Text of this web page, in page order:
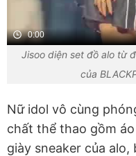
0:00
Jisoo diện set đồ alo từ
của
Nữ idol vô cùng
chất thể thao gồm
giày sneaker của